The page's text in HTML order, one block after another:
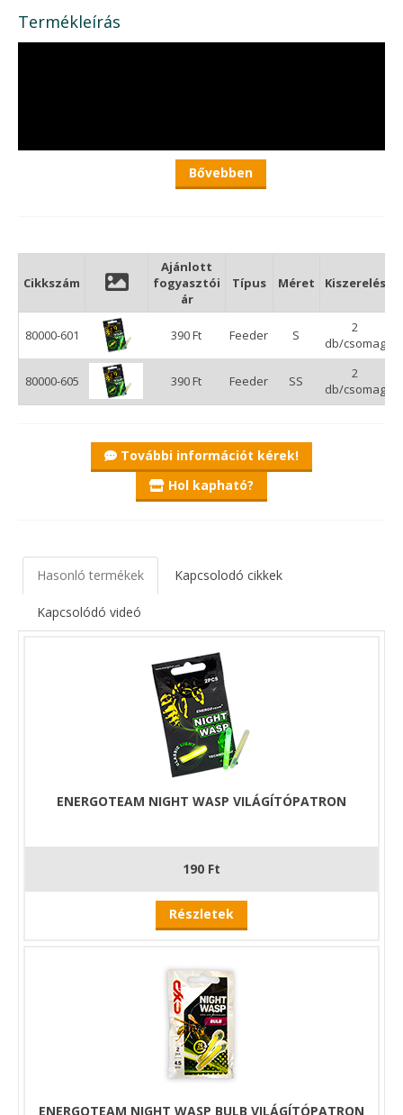
Termékleírás
EnergoTeam Night Wasp Feeder világítópatron
Az éjszakai feederbotos horgászatot nagyon sokban
megkönnyítő, rendkívül praktikus, és hasznos, sőt
nélkölözhetetlen eszköze. A spiccre pattintható fényforrás
nemcsak kényelmesebbé teszi a horgászatot, hanem
eredményesebbé is, hiszen általa a kapás észlelése többé nem
okozhat problémát.
csövecske megroppantásával „kapcsolunk be".
Bővebben
Cikkszám
Ajánlott
fogyasztói
ár
Típus Méret Kiszerelés
80000-601 390 Ft Feeder S
2
db/csomag
80000-605 390 Ft Feeder SS
2
db/csomag
További információt kérek!
Hol kapható?
Hasonló termékek Kapcsolodó cikkek
Kapcsolódó videó
ENERGOTEAM NIGHT WASP VILÁGÍTÓPATRON
190 Ft
Részletek
ENERGOTEAM NIGHT WASP BULB VILÁGÍTÓPATRON